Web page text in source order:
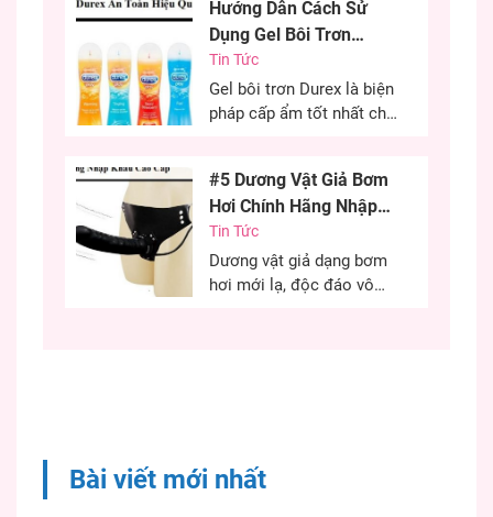
đến sự tự tin cho các
chàng trai. Đây là phương
pháp được nhiều anh em
lựa chọn nhằm cải thiện
kích thước cùng khả năng
Hướng Dẫn Cách Sử
Dụng Gel Bôi Trơn
Durex An Toàn Hiệu
Quả
Tin Tức
Gel bôi trơn Durex là biện
pháp cấp ẩm tốt nhất cho
cứu cánh cho những chị
em khô âm đạo có thể sử
dụng hiệu quả. Việc sử
dụng gel bôi trơn đúng
cách quyết định đến...
#5 Dương Vật Giả Bơm
Hơi Chính Hãng Nhập
Khẩu Cao Cấp
Tin Tức
Dương vật giả dạng bơm
hơi mới lạ, độc đáo vô
bơm...
Bài viết mới nhất